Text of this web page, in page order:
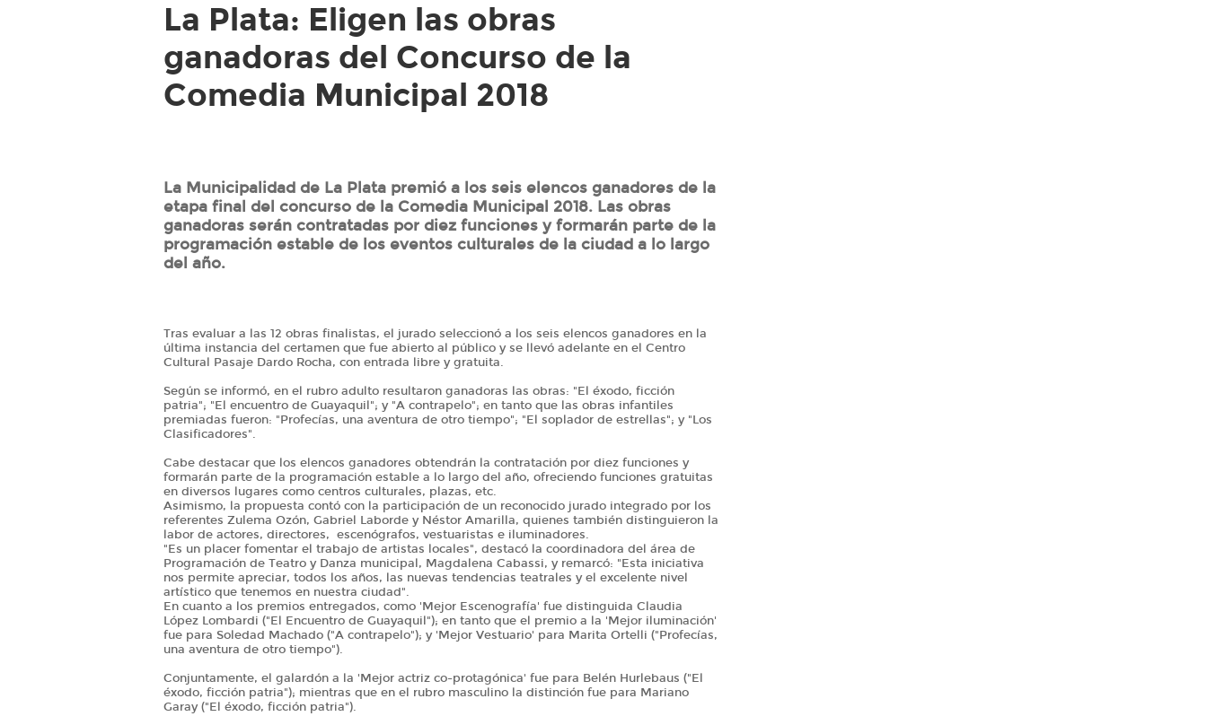
La Plata: Eligen las obras
ganadoras del Concurso de la
Comedia Municipal 2018
La Municipalidad de La Plata premió a los seis elencos ganadores de la
etapa final del concurso de la Comedia Municipal 2018. Las obras
ganadoras serán contratadas por diez funciones y formarán parte de la
programación estable de los eventos culturales de la ciudad a lo largo
del año.
Tras evaluar a las 12 obras finalistas, el jurado seleccionó a los seis elencos ganadores en la
última instancia del certamen que fue abierto al público y se llevó adelante en el Centro
Cultural Pasaje Dardo Rocha, con entrada libre y gratuita.
Según se informó, en el rubro adulto resultaron ganadoras las obras: "El éxodo, ficción
patria"; "El encuentro de Guayaquil"; y "A contrapelo"; en tanto que las obras infantiles
premiadas fueron: "Profecías, una aventura de otro tiempo"; "El soplador de estrellas"; y "Los
Clasificadores".
Cabe destacar que los elencos ganadores obtendrán la contratación por diez funciones y
formarán parte de la programación estable a lo largo del año, ofreciendo funciones gratuitas
en diversos lugares como centros culturales, plazas, etc.
Asimismo, la propuesta contó con la participación de un reconocido jurado integrado por los
referentes Zulema Ozón, Gabriel Laborde y Néstor Amarilla, quienes también distinguieron la
labor de actores, directores, escenógrafos, vestuaristas e iluminadores.
"Es un placer fomentar el trabajo de artistas locales", destacó la coordinadora del área de
Programación de Teatro y Danza municipal, Magdalena Cabassi, y remarcó: "Esta iniciativa
nos permite apreciar, todos los años, las nuevas tendencias teatrales y el excelente nivel
artístico que tenemos en nuestra ciudad".
En cuanto a los premios entregados, como 'Mejor Escenografía' fue distinguida Claudia
López Lombardi ("El Encuentro de Guayaquil"); en tanto que el premio a la 'Mejor iluminación'
fue para Soledad Machado ("A contrapelo"); y 'Mejor Vestuario' para Marita Ortelli ("Profecías,
una aventura de otro tiempo").
Conjuntamente, el galardón a la 'Mejor actriz co-protagónica' fue para Belén Hurlebaus ("El
éxodo, ficción patria"); mientras que en el rubro masculino la distinción fue para Mariano
Garay ("El éxodo, ficción patria").